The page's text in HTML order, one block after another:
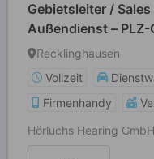
Gebietsleiter /
Außendienst – PLZ-
Recklinghausen
Vollzeit
Firmenhandy
Hörluchs Hearing